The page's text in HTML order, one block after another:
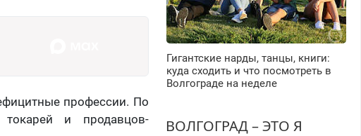
профессии. По
и продавцов-
Гигантские нарды, танцы, книги:
куда сходить и что посмотреть в
Волгограде на неделе
ВОЛГОГРАД – ЭТО Я